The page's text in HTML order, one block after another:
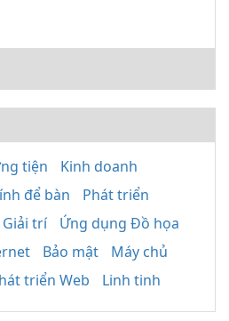
tiện
Kinh doanh
để bàn
Phát triển
trí
Ứng dụng Đồ họa
Bảo mật
Máy chủ
triển Web Linh tinh